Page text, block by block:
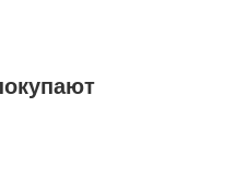
установки. Поставляется